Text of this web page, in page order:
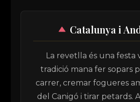
Catalunya i
La revetlla és una festa
tradició mana fer sopars
carrer, cremar fogueres
del Canigó i tirar petards.